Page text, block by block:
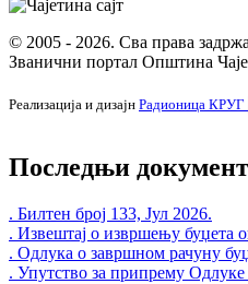
© 2005 - 2026. Сва права
Званични портал Општина
Реализација и дизајн Радионица КРУГ
Последњи
. Билтен број 133, Јул 2026.
. Извештај о извршењу буџета
. Одлука о завршном рачуну
. Упутство за припрему